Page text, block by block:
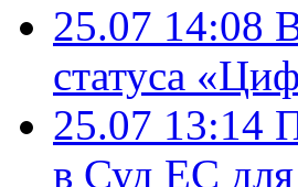
25.07 14:08
статуса
25.07 13:14
в Суд ЕС для